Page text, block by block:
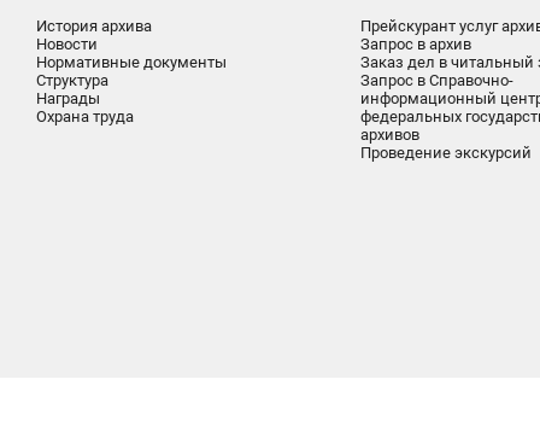
История архива
Новости
Нормативные документы
Структура
Награды
Охрана труда
Прейскурант услуг
Запрос в архив
Заказ дел в читальный
Запрос в Справочно-
информационный
федеральных
архивов
Проведение экскурсий